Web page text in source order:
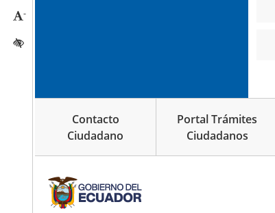
-Reducir tamaño caracteres
Activar/quitar contraste
Contacto
Ciudadano
Portal Trámites
Ciudadanos